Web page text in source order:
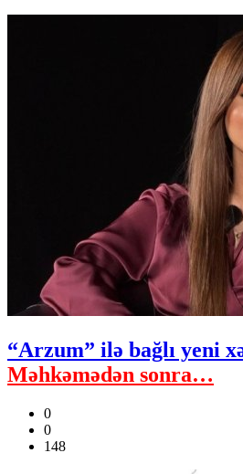
“Arzum” ilə bağlı yeni
Məhkəmədən sonra…
0
0
148